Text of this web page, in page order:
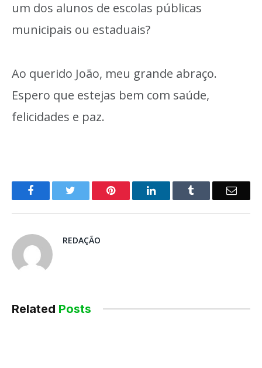
um dos alunos de escolas públicas
municipais ou estaduais?
Ao querido João, meu grande abraço.
Espero que estejas bem com saúde,
felicidades e paz.
o
Pinterest LinkedIn
E-
REDAÇÃO
Related Posts